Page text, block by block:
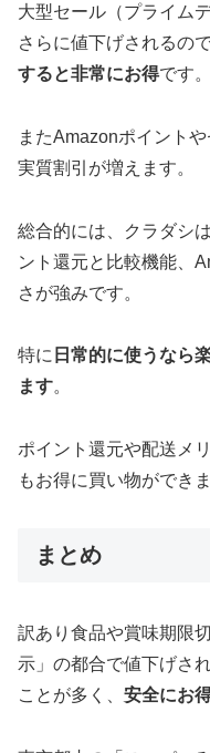
大型セール（プライム
さらに値下げされるので
すると非常にお得です。
またAmazonポイント
実質割引が増えます。
総合的には、クラダシ
ント還元と比較機能、
さが強みです。
特に 日常的に使うなら
ます。
ポイント還元や配送メ
もお得に買い物ができま
まとめ
訳あり食品や賞味期限
示」の都合で値下げさ
ことが多く、 安全にお